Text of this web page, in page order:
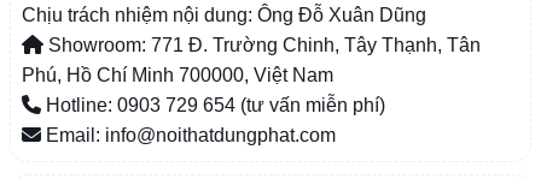
Chịu trách nhiệm nội dung: Ông Đỗ Xuân Dũng
Showroom: 771 Đ. Trường Chinh, Tây Thạnh, Tân
Phú, Hồ Chí Minh 700000, Việt Nam
Hotline: 0903 729 654 (tư vấn miễn phí)
Email: info@noithatdungphat.com